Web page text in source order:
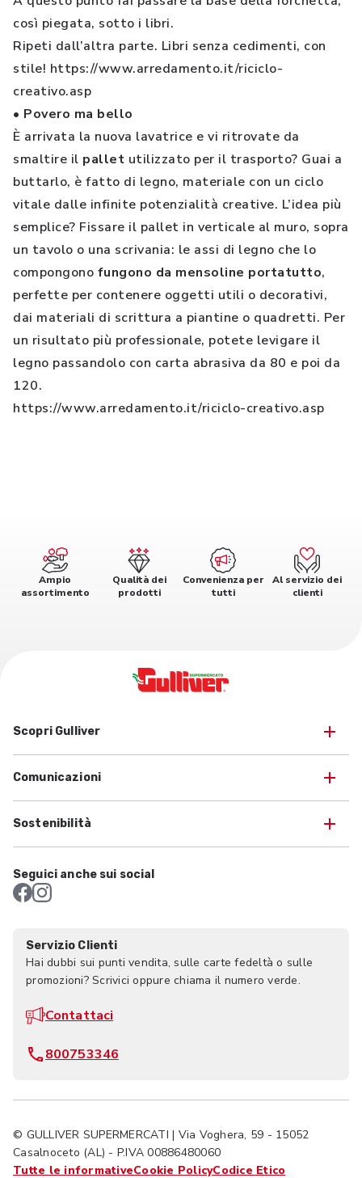
così piegata, sotto i libri.
Ripeti dall’altra parte. Libri senza cedimenti, con
stile! https://www.arredamento.it/riciclo-
creativo.asp
• Povero ma bello
È arrivata la nuova lavatrice e vi ritrovate da
smaltire il pallet utilizzato per il trasporto? Guai a
buttarlo, è fatto di legno, materiale con un ciclo
vitale dalle infinite potenzialità creative. L’idea più
semplice? Fissare il pallet in verticale al muro, sopra
un tavolo o una scrivania: le assi di legno che lo
compongono fungono da mensoline portatutto,
perfette per contenere oggetti utili o decorativi,
dai materiali di scrittura a piantine o quadretti. Per
un risultato più professionale, potete levigare il
legno passandolo con carta abrasiva da 80 e poi da
120.
https://www.arredamento.it/riciclo-creativo.asp
Ampio
assortimento
Qualità dei
prodotti
Convenienza per
tutti
Al servizio dei
clienti
Scopri Gulliver
Comunicazioni
Sostenibilità
Seguici anche sui social
Servizio Clienti
Hai dubbi sui punti vendita, sulle carte fedeltà o sulle
promozioni? Scrivici oppure chiama il numero verde.
Contattaci
800753346
© GULLIVER SUPERMERCATI | Via Voghera, 59 - 15052
Casalnoceto (AL) - P.IVA 00886480060
Tutte le informativeCookie PolicyCodice Etico